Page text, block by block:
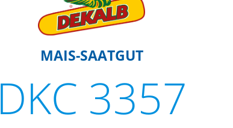
MAIS-SAATGUT
DKC 3357